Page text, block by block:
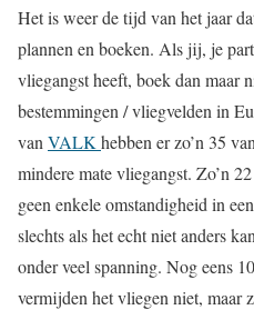
Het is weer de tijd van het jaar
plannen en boeken. Als jij, je
vliegangst heeft, boek dan maar
bestemmingen / vliegvelden in
van VALK hebben er zo’n 35
mindere mate vliegangst. Zo’n
geen enkele omstandigheid in
slechts als het echt niet anders
onder veel spanning. Nog eens
vermijden het vliegen niet, maar